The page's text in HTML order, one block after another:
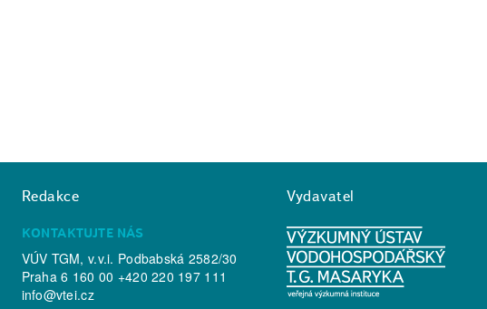
Redakce
KONTAKTUJTE NÁS
VÚV TGM, v.v.i. Podbabská 2582/30
Praha 6 160 00 +420 220 197 111
info@vtei.cz
Vydavatel